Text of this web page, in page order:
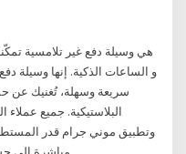
سريعة وسهلة، تُغنيك عن
البلاستيكية. جميع عملاء
وتطبيق موني جرام قدر